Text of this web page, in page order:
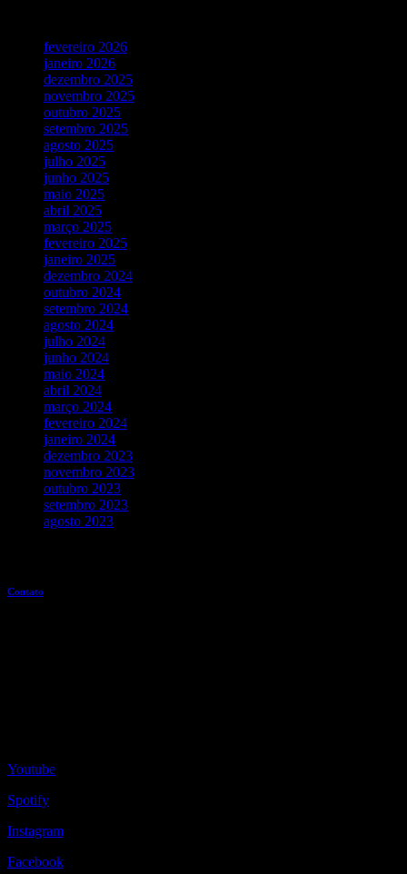
fevereiro 2026
janeiro 2026
dezembro 2025
novembro 2025
outubro 2025
setembro 2025
agosto 2025
julho 2025
junho 2025
maio 2025
abril 2025
março 2025
fevereiro 2025
janeiro 2025
dezembro 2024
outubro 2024
setembro 2024
agosto 2024
julho 2024
junho 2024
maio 2024
abril 2024
março 2024
fevereiro 2024
janeiro 2024
dezembro 2023
novembro 2023
outubro 2023
setembro 2023
agosto 2023
Contato
Youtube
Spotify
Instagram
Facebook